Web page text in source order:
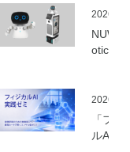
を活用
建設向
ボット
実施
NUWA
otics社
いを開
「フィ
ルAI実